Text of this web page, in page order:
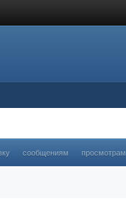
сообщениям просмотрам